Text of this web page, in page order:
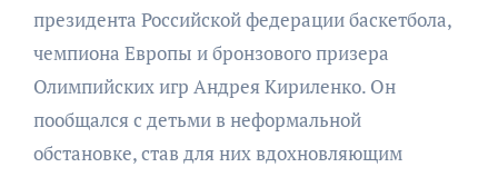
президента Российской федерации баскетбола,
чемпиона Европы и бронзового призера
Олимпийских игр Андрея Кириленко. Он
пообщался с детьми в неформальной
обстановке, став для них вдохновляющим